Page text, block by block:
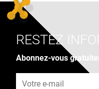
RESTEZ
Abonnez-vous